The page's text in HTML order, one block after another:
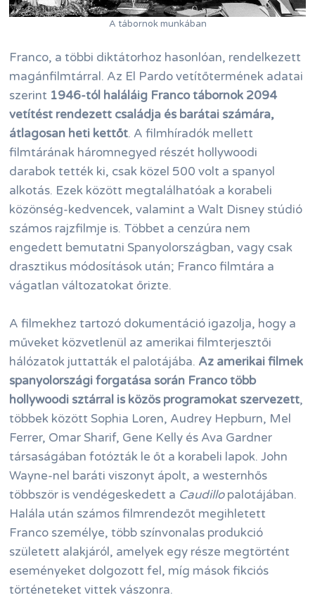
A tábornok munkában
Franco, a többi diktátorhoz hasonlóan, rendelkezett
magánfilmtárral. Az El Pardo vetítőtermének adatai
szerint 1946-tól haláláig Franco tábornok 2094
vetítést rendezett családja és barátai számára,
átlagosan heti kettőt. A filmhíradók mellett
filmtárának háromnegyed részét hollywoodi
darabok tették ki, csak közel 500 volt a spanyol
alkotás. Ezek között megtalálhatóak a korabeli
közönség-kedvencek, valamint a Walt Disney stúdió
számos rajzfilmje is. Többet a cenzúra nem
engedett bemutatni Spanyolországban, vagy csak
drasztikus módosítások után; Franco filmtára a
vágatlan változatokat őrizte.
A filmekhez tartozó dokumentáció igazolja, hogy a
műveket közvetlenül az amerikai filmterjesztői
hálózatok juttatták el palotájába. Az amerikai filmek
spanyolországi forgatása során Franco több
hollywoodi sztárral is közös programokat szervezett,
többek között Sophia Loren, Audrey Hepburn, Mel
Ferrer, Omar Sharif, Gene Kelly és Ava Gardner
társaságában fotózták le őt a korabeli lapok. John
Wayne-nel baráti viszonyt ápolt, a westernhős
többször is vendégeskedett a Caudillopalotájában.
Halála után számos filmrendezőt megihletett
Franco személye, több színvonalas produkció
született alakjáról, amelyek egy része megtörtént
eseményeket dolgozott fel, míg mások fikciós
történeteket vittek vászonra.